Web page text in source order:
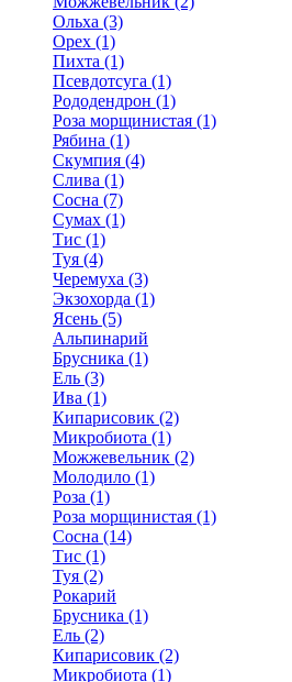
Ольха (3)
Орех (1)
Пихта (1)
Псевдотсуга (1)
Рододендрон (1)
Роза морщинистая (1)
Рябина (1)
Скумпия (4)
Слива (1)
Сосна (7)
Сумах (1)
Тис (1)
Туя (4)
Черемуха (3)
Экзохорда (1)
Ясень (5)
Альпинарий
Брусника (1)
Ель (3)
Ива (1)
Кипарисовик (2)
Микробиота (1)
Можжевельник (2)
Молодило (1)
Роза (1)
Роза морщинистая (1)
Сосна (14)
Тис (1)
Туя (2)
Рокарий
Брусника (1)
Ель (2)
Кипарисовик (2)
Микробиота (1)